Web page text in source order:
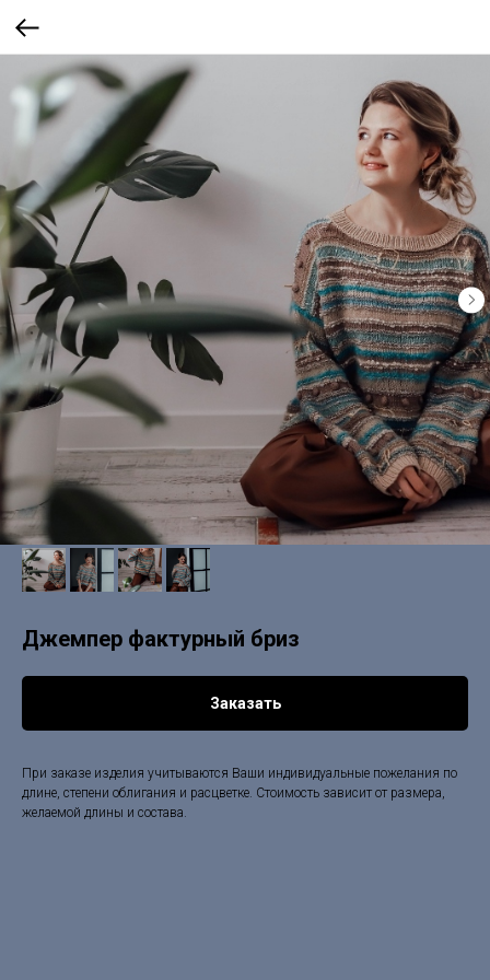
Джемпер фактурный бриз
Заказать
При заказе изделия учитываются Ваши индивидуальные пожелания по
длине, степени облигания и расцветке. Стоимость зависит от размера,
желаемой длины и состава.